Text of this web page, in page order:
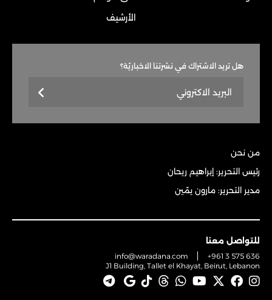
الأرشيف
هل تريد الاشتراك في نشرتنا الاخباريّة؟
من نحن
رئيس التحرير: إبراهيم ريحان
مدير التحرير: مارون يمّين
للتواصل معنا
info@waradana.com
+961 3 575 636
J1 Building, Tallet el Khayat, Beirut, Lebanon